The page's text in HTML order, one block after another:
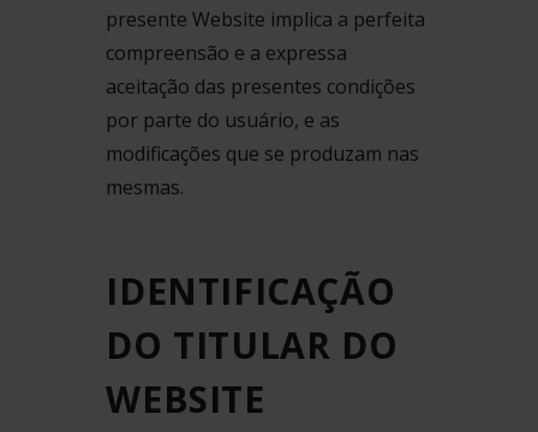
presente Website implica a perfeita
compreensão e a expressa
aceitação das presentes condições
por parte do usuário, e as
modificações que se produzam nas
mesmas.
IDENTIFICAÇÃO
DO TITULAR DO
WEBSITE